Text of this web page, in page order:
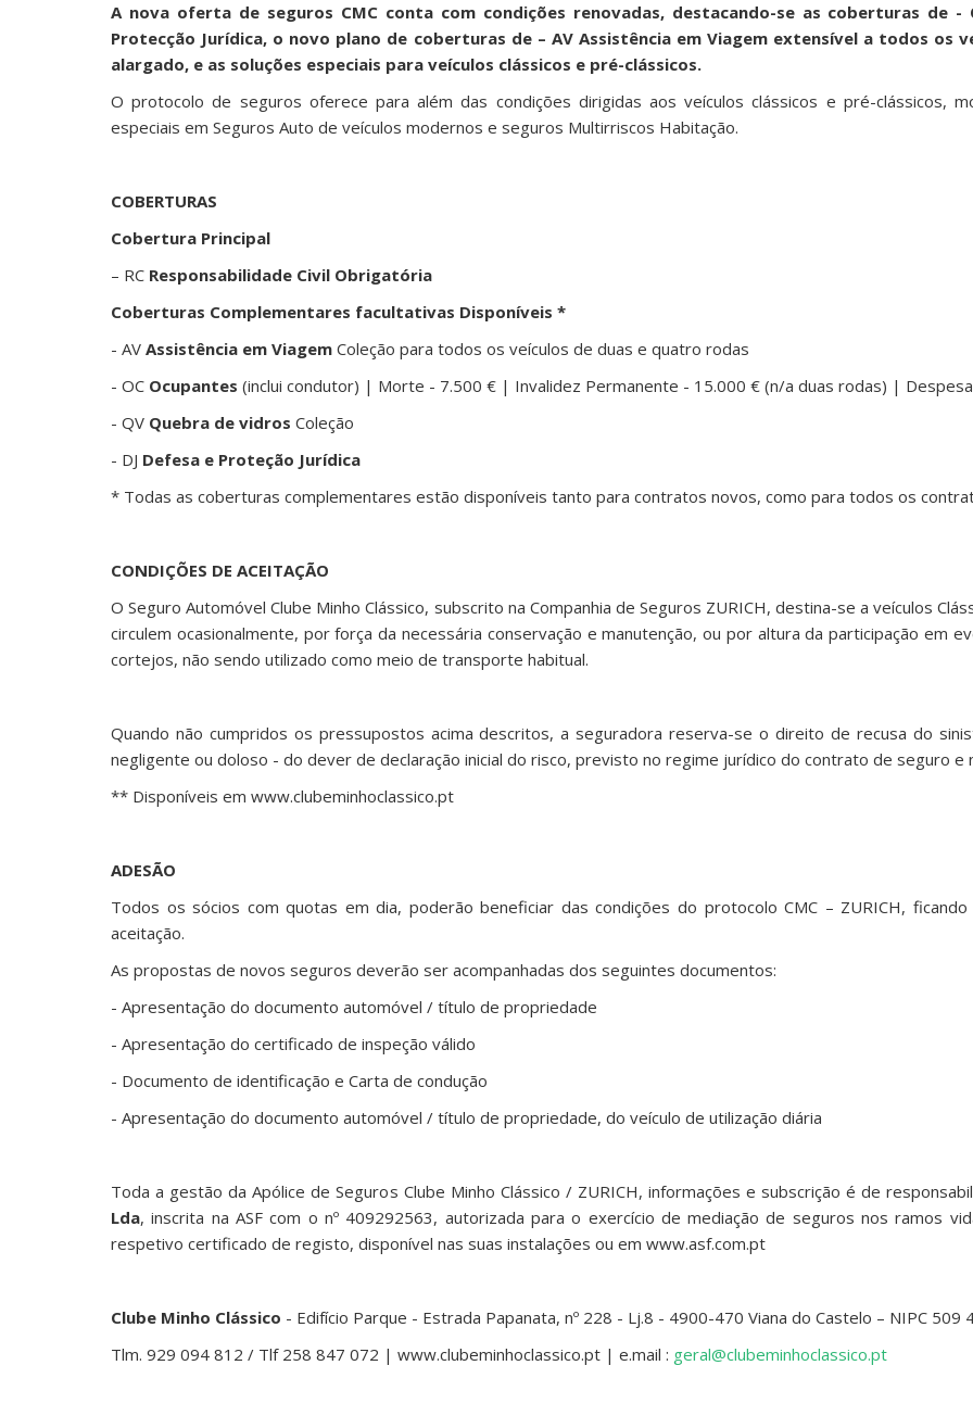
A nova oferta de seguros CMC conta com condições renovadas, destacando-se as coberturas de -
Protecção Jurídica, o novo plano de coberturas de – AV Assistência em Viagem extensível a todos
alargado, e as soluções especiais para veículos clássicos e pré-clássicos.
O protocolo de seguros oferece para além das condições dirigidas aos veículos clássicos e pré-clássicos,
especiais em Seguros Auto de veículos modernos e seguros Multirriscos Habitação.
COBERTURAS
Cobertura Principal
– RC Responsabilidade Civil Obrigatória
Coberturas Complementares facultativas Disponíveis *
- AV Assistência em Viagem Coleção para todos os veículos de duas e quatro rodas
- OC Ocupantes (inclui condutor) | Morte - 7.500 € | Invalidez Permanente - 15.000 € (n/a duas rodas) |
- QV Quebra de vidros Coleção
- DJ Defesa e Proteção Jurídica
* Todas as coberturas complementares estão disponíveis tanto para contratos novos, como para todos os
CONDIÇÕES DE ACEITAÇÃO
O Seguro Automóvel Clube Minho Clássico, subscrito na Companhia de Seguros ZURICH, destina-se a veículos
circulem ocasionalmente, por força da necessária conservação e manutenção, ou por altura da participação em
cortejos, não sendo utilizado como meio de transporte habitual.
Quando não cumpridos os pressupostos acima descritos, a seguradora reserva-se o direito de recusa do
negligente ou doloso - do dever de declaração inicial do risco, previsto no regime jurídico do contrato de seguro
** Disponíveis em www.clubeminhoclassico.pt
ADESÃO
Todos os sócios com quotas em dia, poderão beneficiar das condições do protocolo CMC – ZURICH,
aceitação.
As propostas de novos seguros deverão ser acompanhadas dos seguintes documentos:
- Apresentação do documento automóvel / título de propriedade
- Apresentação do certificado de inspeção válido
- Documento de identificação e Carta de condução
- Apresentação do documento automóvel / título de propriedade, do veículo de utilização diária
Toda a gestão da Apólice de Seguros Clube Minho Clássico / ZURICH, informações e subscrição é de
Lda, inscrita na ASF com o nº 409292563, autorizada para o exercício de mediação de seguros nos ramos
respetivo certificado de registo, disponível nas suas instalações ou em www.asf.com.pt
Clube Minho Clássico - Edifício Parque - Estrada Papanata, nº 228 - Lj.8 - 4900-470 Viana do Castelo – NIPC 509
Tlm. 929 094 812 / Tlf 258 847 072 | www.clubeminhoclassico.pt | e.mail : geral@clubeminhoclassico.pt